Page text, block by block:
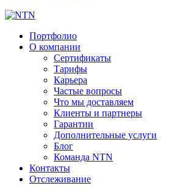
Портфолио
О компании
Сертификаты
Тарифы
Карьера
Частые вопросы
Что мы доставляем
Клиенты и партнеры
Гарантии
Дополнительные услуги
Блог
Команда NTN
Контакты
Отслеживание